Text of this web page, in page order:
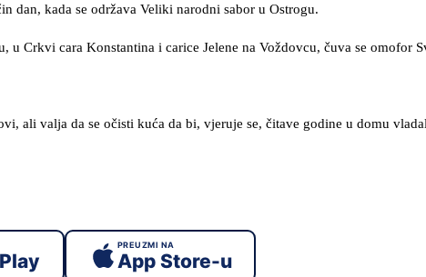
kada se održava Veliki narodni sabor u Ostrogu.
Crkvi cara Konstantina i carice Jelene na Voždovcu, čuva se omofor
ali valja da se očisti kuća da bi, vjeruje se, čitave godine u domu
PREUZMI NA
App Store-u